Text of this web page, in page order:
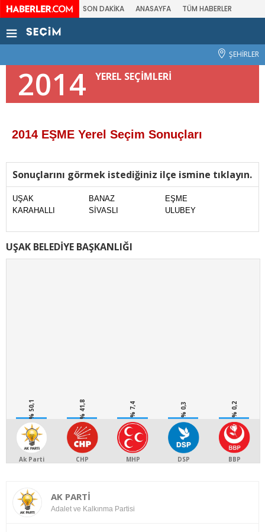
SON DAKİKA ANASAYFA TÜM HABERLER
ŞEHİRLER
2014 YEREL SEÇİMLERİ
2014 EŞME Yerel Seçim Sonuçları
Sonuçlarını görmek istediğiniz ilçe ismine tıklayın.
UŞAK BANAZ
EŞME
KARAHALLI
SİVASLI ULUBEY
UŞAK BELEDİYE BAŞKANLIĞI
% 50,1
Ak Parti
% 41,8
CHP
% 7,4
MHP
% 0,3
DSP
% 0,2
BBP
AK PARTİ
Adalet ve Kalkınma Partisi